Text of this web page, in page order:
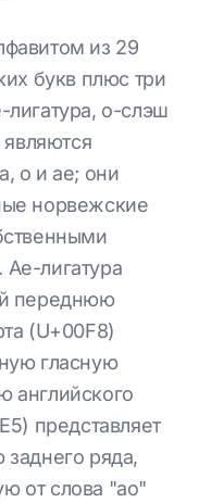
из 29
букв плюс три
o-слэш
o и ae; они
норвежские
лигатура
переднюю
(U+00F8)
гласную
английского
представляет
заднего ряда,
от слова "ao"